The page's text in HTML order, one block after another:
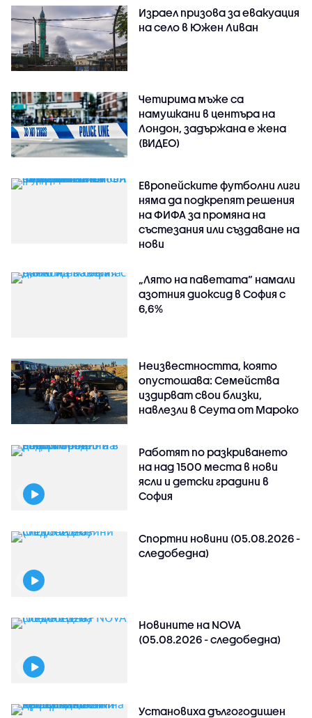
Израел призова за евакуация
на село в Южен Ливан
Четирима мъже са
намушкани в центъра на
Лондон, задържана е жена
(ВИДЕО)
Европейските футболни лиги
няма да подкрепят решения
на ФИФА за промяна на
състезания или създаване на
нови
„Лято на паветата“ намали
азотния диоксид в София с
6,6%
Неизвестността, която
опустошава: Семейства
издирват свои близки,
навлезли в Сеута от Мароко
Работят по разкриването
на над 1500 места в нови
ясли и детски градини в
София
Спортни новини (05.08.2026 -
следобедна)
Новините на NOVA
(05.08.2026 - следобедна)
Установиха дългогодишен